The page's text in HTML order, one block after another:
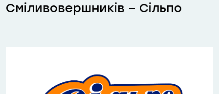
Сміливовершників – Сільпо